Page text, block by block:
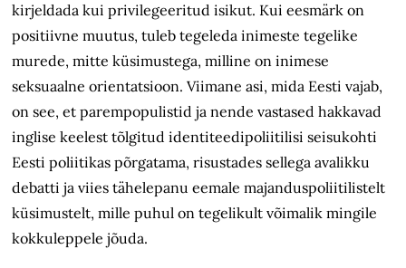
kirjeldada kui privilegeeritud isikut. Kui eesmärk on
positiivne muutus, tuleb tegeleda inimeste tegelike
murede, mitte küsimustega, milline on inimese
seksuaalne orientatsioon. Viimane asi, mida Eesti vajab,
on see, et parempopulistid ja nende vastased hakkavad
inglise keelest tõlgitud identiteedipoliitilisi seisukohti
Eesti poliitikas põrgatama, risustades sellega avalikku
debatti ja viies tähelepanu eemale majanduspoliitilistelt
küsimustelt, mille puhul on tegelikult võimalik mingile
kokkuleppele jõuda.